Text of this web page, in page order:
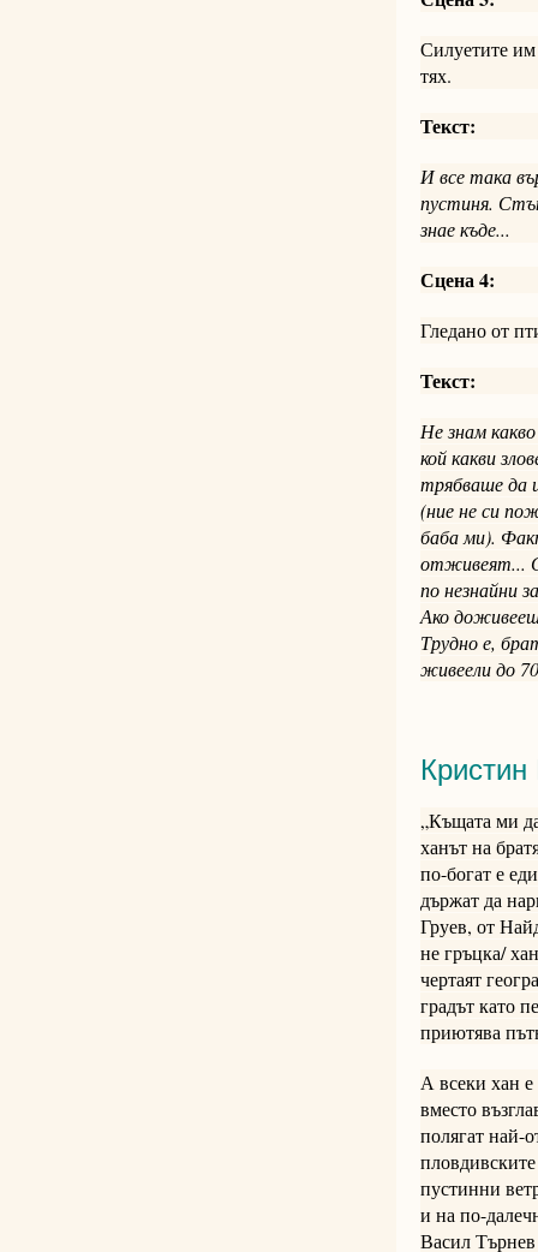
Силуетите им
тях.
Текст:
И все така
пустиня.
знае къде...
Сцена 4:
Гледано от
Текст:
Не знам
кой какви
трябваше да
(ние не си
баба ми).
отживеят...
по незнайни
Ако
Трудно е,
живеели до
„Къщата ми
ханът на
по-богат е
държат да
Груев, от
не гръцка/
чертаят
градът като
приютява
А всеки хан е
вместо
полягат най-
пустинни
и на по-
Васил Търнев